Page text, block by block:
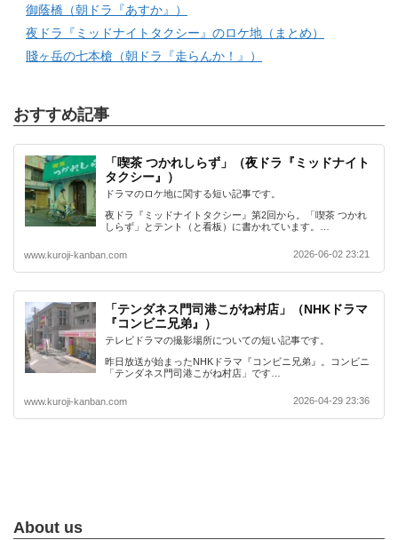
御蔭橋（朝ドラ『あすか』）
夜ドラ『ミッドナイトタクシー』のロケ地（まとめ）
賤ヶ岳の七本槍（朝ドラ『走らんか！』）
おすすめ記事
「喫茶 つかれしらず」（夜ドラ『ミッドナイト
タクシー』）
ドラマのロケ地に関する短い記事です。
夜ドラ『ミッドナイトタクシー』第2回から。「喫茶 つかれ
しらず」とテント（と看板）に書かれています。…
www.kuroji-kanban.com 2026-06-02 23:21
「テンダネス門司港こがね村店」（NHKドラマ
『コンビニ兄弟』）
テレビドラマの撮影場所についての短い記事です。
昨日放送が始まったNHKドラマ『コンビニ兄弟』。コンビニ
「テンダネス門司港こがね村店」です…
www.kuroji-kanban.com 2026-04-29 23:36
About us